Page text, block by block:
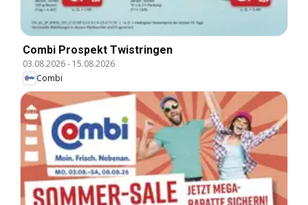
Combi Prospekt Twistringen
03.08.2026- 15.08.2026
Combi